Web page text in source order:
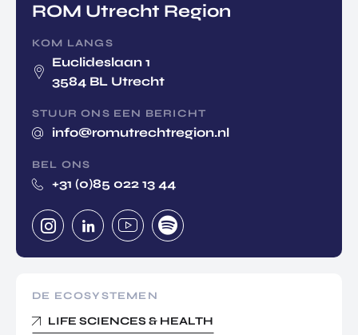
ROM Utrecht Region
KOM LANGS
Euclideslaan 1
3584 BL Utrecht
STUUR ONS EEN BERICHT
info@romutrechtregion.nl
BEL ONS
+31 (0)85 022 13 44
DE ECOSYSTEMEN
LIFE SCIENCES & HEALTH